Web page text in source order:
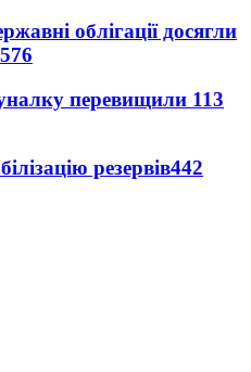
облігації досягли
576
перевищили 113
резервів442